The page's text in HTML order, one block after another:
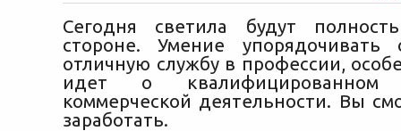
Сегодня светила будут
стороне. Умение упорядочивать
отличную службу в профессии,
идет о
коммерческой деятельности. Вы
заработать.